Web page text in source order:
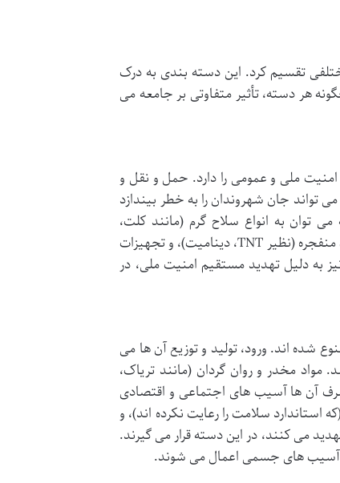
تقسیم کرد. این دسته بندی به درک
هر دسته، تأثیر متفاوتی بر جامعه می
ملی و عمومی را دارد. حمل و نقل و
تواند جان شهروندان را به خطر بیندازد
می توان به انواع سلاح گرم (مانند کلت،
کلاشینکف)، سلاح سرد (مانند قمه، چاقوهای با تیغه خاص)، مهمات جنگی، مواد منفجره (نظیر TNT، دینامیت)، و تجهیزات
دلیل تهدید مستقیم امنیت ملی، در
شده اند. ورود، تولید و توزیع آن ها می
مخدر و روان گردان (مانند تریاک،
آن ها آسیب های اجتماعی و اقتصادی
استاندارد سلامت را رعایت نکرده اند)، و
می کنند، در این دسته قرار می گیرند.
آسیب های جسمی اعمال می شوند.